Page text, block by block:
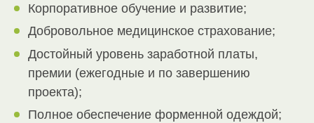
Корпоративное обучение и развитие;
Добровольное медицинское страхование;
Достойный уровень заработной платы,
премии (ежегодные и по завершению
проекта);
Полное обеспечение форменной одеждой;